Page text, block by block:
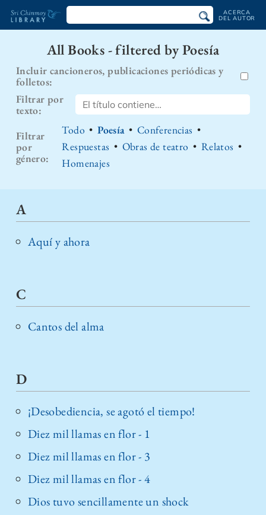
Biblioteca
Sri
Chinmoy
ACERCA
DEL AUTOR
All Books - filtered by Poesía
Incluir cancioneros, publicaciones periódicas y
folletos:
Filtrar por
texto:
Filtrar
por
género:
Todo • Poesía • Conferencias •
Respuestas • Obras de teatro • Relatos •
Homenajes
A
Aquí y ahora
C
Cantos del alma
D
¡Desobediencia, se agotó el tiempo!
Diez mil llamas en flor - 1
Diez mil llamas en flor - 3
Diez mil llamas en flor - 4
Dios tuvo sencillamente un shock